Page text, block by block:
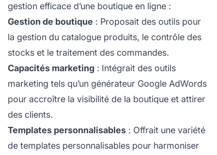
gestion efficace d’une boutique en ligne :
Gestion de boutique : Proposait des outils pour
la gestion du catalogue produits, le contrôle des
stocks et le traitement des commandes.
Capacités marketing : Intégrait des outils
marketing tels qu’un générateur Google AdWords
pour accroître la visibilité de la boutique et attirer
des clients.
Templates personnalisables : Offrait une variété
de templates personnalisables pour harmoniser